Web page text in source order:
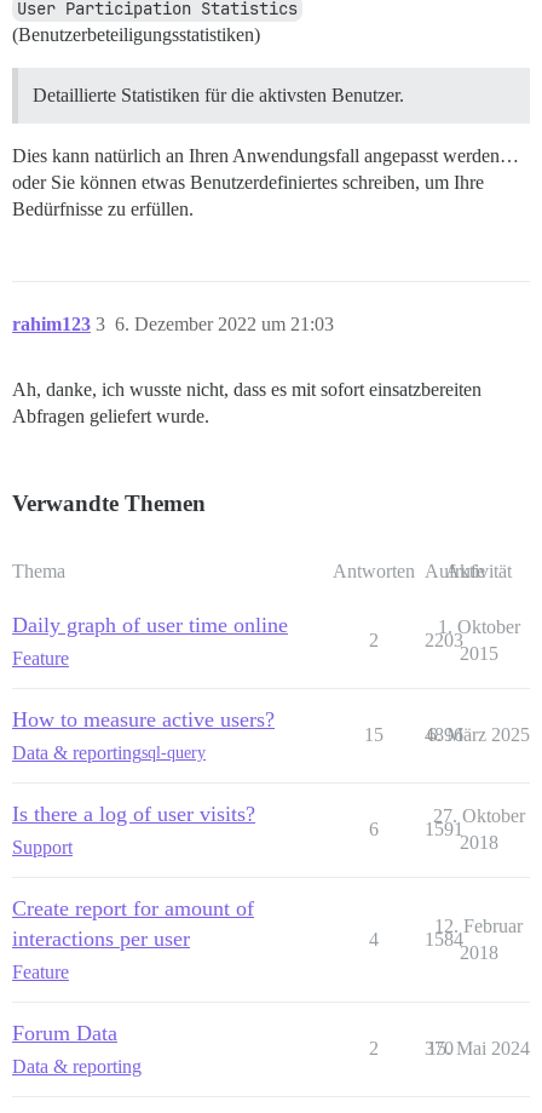
User Participation Statistics
(Benutzerbeteiligungsstatistiken)
Detaillierte Statistiken für die aktivsten Benutzer.
Dies kann natürlich an Ihren Anwendungsfall angepasst werden…
oder Sie können etwas Benutzerdefiniertes schreiben, um Ihre
Bedürfnisse zu erfüllen.
rahim123 6. Dezember 2022 um 21:03
3
Ah, danke, ich wusste nicht, dass es mit sofort einsatzbereiten
Abfragen geliefert wurde.
Verwandte Themen
Thema Antworten Aufrufe
Aktivität
Daily graph of user time online
Feature
2 2203
1. Oktober
2015
How to measure active users?
Data & reportingsql-query
15 4896
6. März 2025
Is there a log of user visits?
Support
6 1591
27. Oktober
2018
Create report for amount of
interactions per user
Feature
4 1584
12. Februar
2018
Forum Data
Data & reporting
2 370
15. Mai 2024